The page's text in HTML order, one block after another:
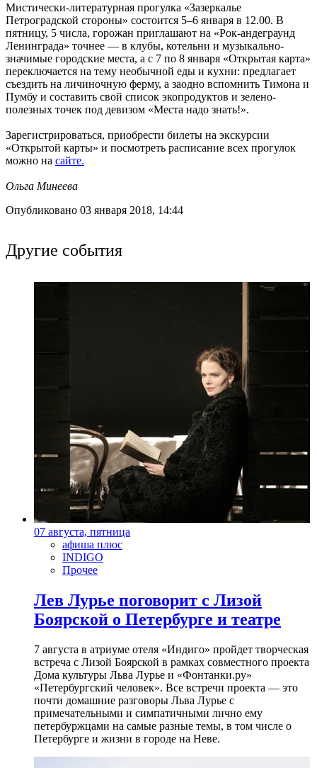
Мистически-литературная прогулка «Зазеркалье
Петроградской стороны» состоится 5–6 января в 12.00. В
пятницу, 5 числа, горожан приглашают на «Рок-андеграунд
Ленинграда» точнее — в клубы, котельни и музыкально-
значимые городские места, а с 7 по 8 января «Открытая карта»
переключается на тему необычной еды и кухни: предлагает
съездить на личиночную ферму, а заодно вспомнить Тимона и
Пумбу и составить свой список экопродуктов и зелено-
полезных точек под девизом «Места надо знать!».
Зарегистрироваться, приобрести билеты на экскурсии
«Открытой карты» и посмотреть расписание всех прогулок
можно на сайте.
Ольга Минеева
Опубликовано 03 января 2018, 14:44
Другие события
07 августа, пятница
афиша плюс
INDIGO
Прочее
Лев Лурье поговорит с Лизой
Боярской о Петербурге и театре
7 августа в атриуме отеля «Индиго» пройдет творческая
встреча с Лизой Боярской в рамках совместного проекта
Дома культуры Льва Лурье и «Фонтанки.ру»
«Петербургский человек». Все встречи проекта — это
почти домашние разговоры Льва Лурье с
примечательными и симпатичными лично ему
петербуржцами на самые разные темы, в том числе о
Петербурге и жизни в городе на Неве.